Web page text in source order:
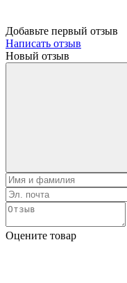
Добавьте первый отзыв
Написать отзыв
Новый отзыв
Оцените товар